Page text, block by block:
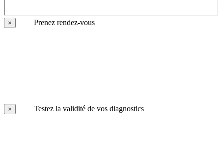
× Prenez rendez-vous
× Testez la validité de vos diagnostics